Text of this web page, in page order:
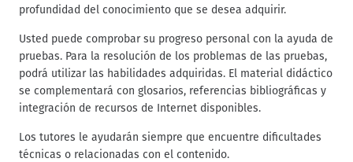
profundidad del conocimiento que se desea adquirir.
Usted puede comprobar su progreso personal con la ayuda de
pruebas. Para la resolución de los problemas de las pruebas,
podrá utilizar las habilidades adquiridas. El material didáctico
se complementará con glosarios, referencias bibliográficas y
integración de recursos de Internet disponibles.
Los tutores le ayudarán siempre que encuentre dificultades
técnicas o relacionadas con el contenido.